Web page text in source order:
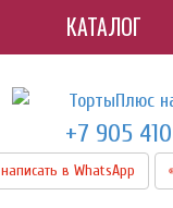
КАТАЛОГ
+7 905
написать в WhatsApp